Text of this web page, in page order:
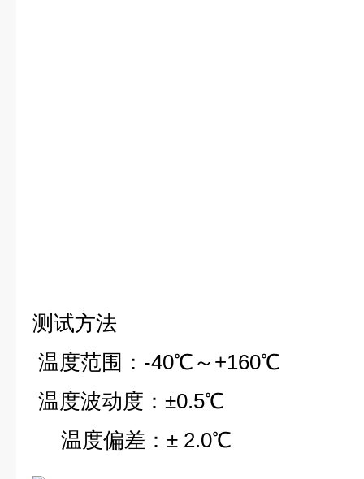
测试方法
温度范围 ： -40℃ ～ +160℃
温度波动度 ： ±0.5℃
温度偏差 ： ± 2.0℃